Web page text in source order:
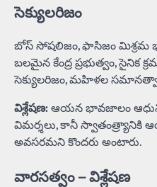
సెక్యులరిజం
బోస్ సోషలిజం, ఫాసిజం మిశ్రమ
బలమైన కేంద్ర ప్రభుత్వం, సైనిక
సెక్యులరిజం, మహిళల
విశ్లేషణ:ఆయన భావజాలం
విమర్శలు, కానీ
అవసరమని కొందరు అంటారు.
వారసత్వం – విశ్లేషణ